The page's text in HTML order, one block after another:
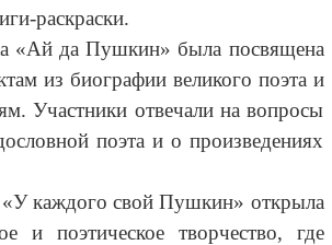
раскраски.
«Ай да Пушкин» была посвящена
из биографии великого поэта и
Участники отвечали на вопросы
поэта и о произведениях
каждого свой Пушкин» открыла
и поэтическое творчество, где